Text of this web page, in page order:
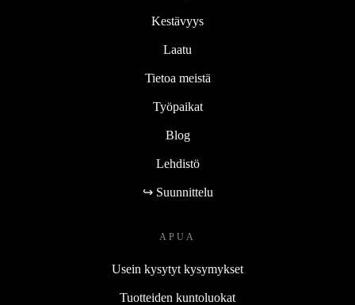
Kestävyys
Laatu
Tietoa meistä
Työpaikat
Blog
Lehdistö
↪ Suunnittelu
APUA
Usein kysytyt kysymykset
Tuotteiden kuntoluokat